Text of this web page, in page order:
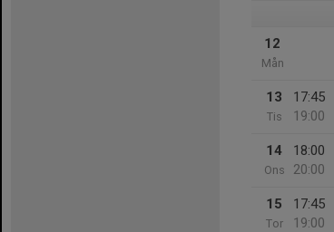
12
Mån
13
Tis
17:45
19:00
14
Ons
18:00
20:00
15
Tor
17:45
19:00